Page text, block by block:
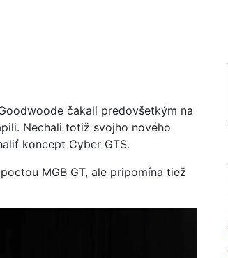
čakali predovšetkým na
Nechali totiž svojho nového
koncept Cyber ​​GTS.
MGB GT, ale pripomína tiež